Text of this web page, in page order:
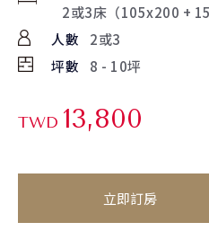
2或3床（105x200 +
人數
2或3
坪數
8 - 10坪
TWD 13,800
立即訂房